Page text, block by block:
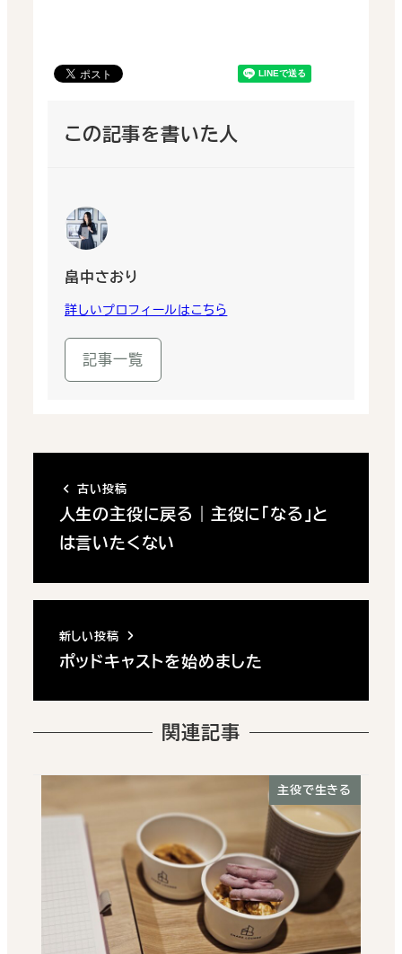
この記事を書いた人
畠中さおり
詳しいプロフィールはこちら
記事一覧
古い投稿
人生の主役に戻る｜主役に「なる」と
は言いたくない
新しい投稿
ポッドキャストを始めました
関連記事
主役で生きる